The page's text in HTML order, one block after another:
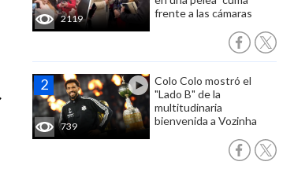
2119
frente a las cámaras
739
Colo Colo mostró el
"Lado B" de la
multitudinaria
bienvenida a Vozinha